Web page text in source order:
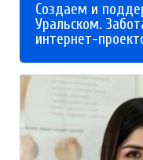
Создаем и
Уральском.
интернет-